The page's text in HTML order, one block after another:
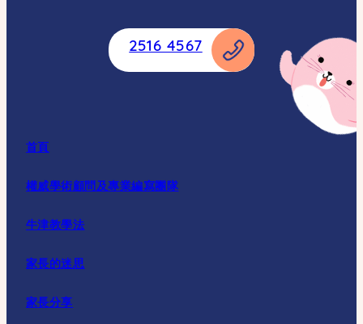
2516 4567
首頁
權威學術顧問及專業編寫團隊
牛津教學法
家長的迷思
家長分享